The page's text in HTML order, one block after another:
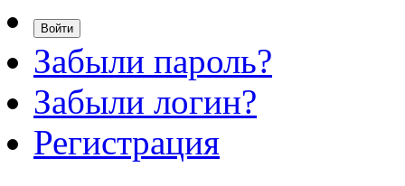
Забыли пароль?
Забыли логин?
Регистрация